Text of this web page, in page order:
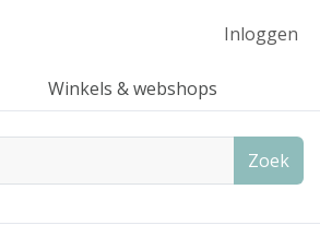
Inloggen
Winkels & webshops
Zoek